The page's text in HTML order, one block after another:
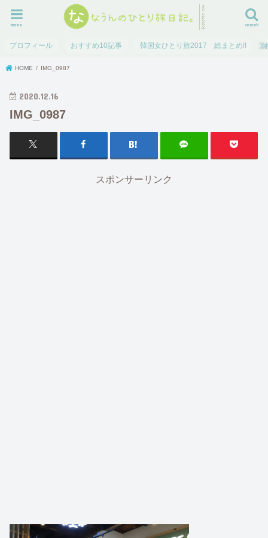
search
menu
プロフィール おすすめ10記事 韓国女ひとり旅2017 総まとめ!!
HOME IMG_0987
2020.12.16
IMG_0987
スポンサーリンク